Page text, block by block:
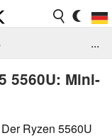
...
5560U: Mini-
Der Ryzen 5560U